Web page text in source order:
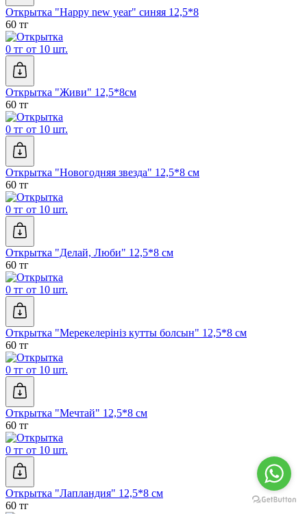
Открытка "Happy new year" синяя 12,5*8
60 тг
0 тг от 10 шт.
Открытка "Живи" 12,5*8см
60 тг
0 тг от 10 шт.
Открытка "Новогодняя звезда" 12,5*8 см
60 тг
0 тг от 10 шт.
Открытка "Делай, Люби" 12,5*8 см
60 тг
0 тг от 10 шт.
Открытка "Мерекелерiнiз кутты болсын" 12,5*8 см
60 тг
0 тг от 10 шт.
Открытка "Мечтай" 12,5*8 см
60 тг
0 тг от 10 шт.
Открытка "Лапландия" 12,5*8 см
60 тг